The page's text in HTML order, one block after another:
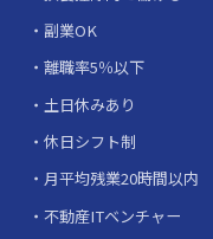
副業OK
離職率5％以下
土日休みあり
休日シフト制
月平均残業20時間以内
不動産ITベンチャー